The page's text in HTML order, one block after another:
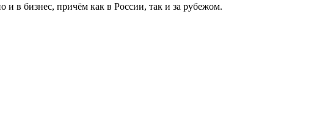
и в бизнес, причём как в России, так и за рубежом.